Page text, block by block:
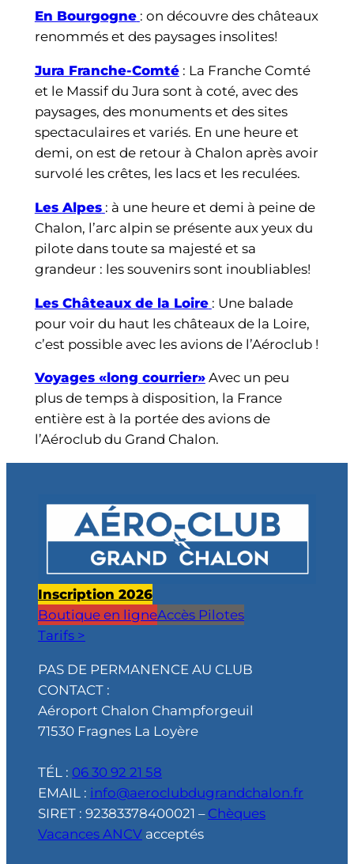
En Bourgogne : on découvre des châteaux
renommés et des paysages insolites!
Jura Franche-Comté: La Franche Comté
et le Massif du Jura sont à coté, avec des
paysages, des monuments et des sites
spectaculaires et variés. En une heure et
demi, on est de retour à Chalon après avoir
survolé les crêtes, les lacs et les reculées.
Les Alpes : à une heure et demi à peine de
Chalon, l’arc alpin se présente aux yeux du
pilote dans toute sa majesté et sa
grandeur : les souvenirs sont inoubliables!
Les Châteaux de la Loire : Une balade
pour voir du haut les châteaux de la Loire,
c’est possible avec les avions de l’Aéroclub !
Voyages «long courrier»Avec un peu
plus de temps à disposition, la France
entière est à la portée des avions de
l’Aéroclub du Grand Chalon.
Inscription 2026
Boutique en ligneAccès Pilotes
Tarifs >
PAS DE PERMANENCE AU CLUB
CONTACT :
Aéroport Chalon Champforgeuil
71530 Fragnes La Loyère
TÉL : 06 30 92 21 58
EMAIL : info@aeroclubdugrandchalon.fr
SIRET : 92383378400021 – Chèques
Vacances ANCV acceptés